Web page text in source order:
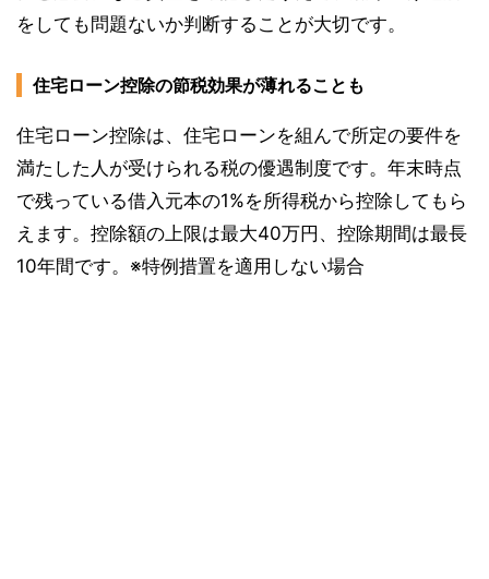
をしても問題ないか判断することが大切です。
住宅ローン控除の節税効果が薄れることも
住宅ローン控除は、住宅ローンを組んで所定の要件を
満たした人が受けられる税の優遇制度です。年末時点
で残っている借入元本の1%を所得税から控除してもら
えます。控除額の上限は最大40万円、控除期間は最長
10年間です。※特例措置を適用しない場合